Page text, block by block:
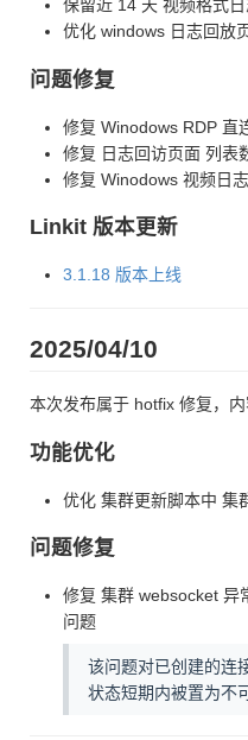
保留近 14 天 视频格式
优化 windows 日志回放
问题修复
修复 Winodows RDP 直
修复 日志回访页面 列表
修复 Winodows 视频日
Linkit 版本更新
3.1.18 版本上线
2025/04/10
本次发布属于 hotfix 修复，内
功能优化
优化 集群更新脚本中 集
问题修复
修复 集群 websocket 异
问题
该问题对已创建的连
状态短期内被置为不